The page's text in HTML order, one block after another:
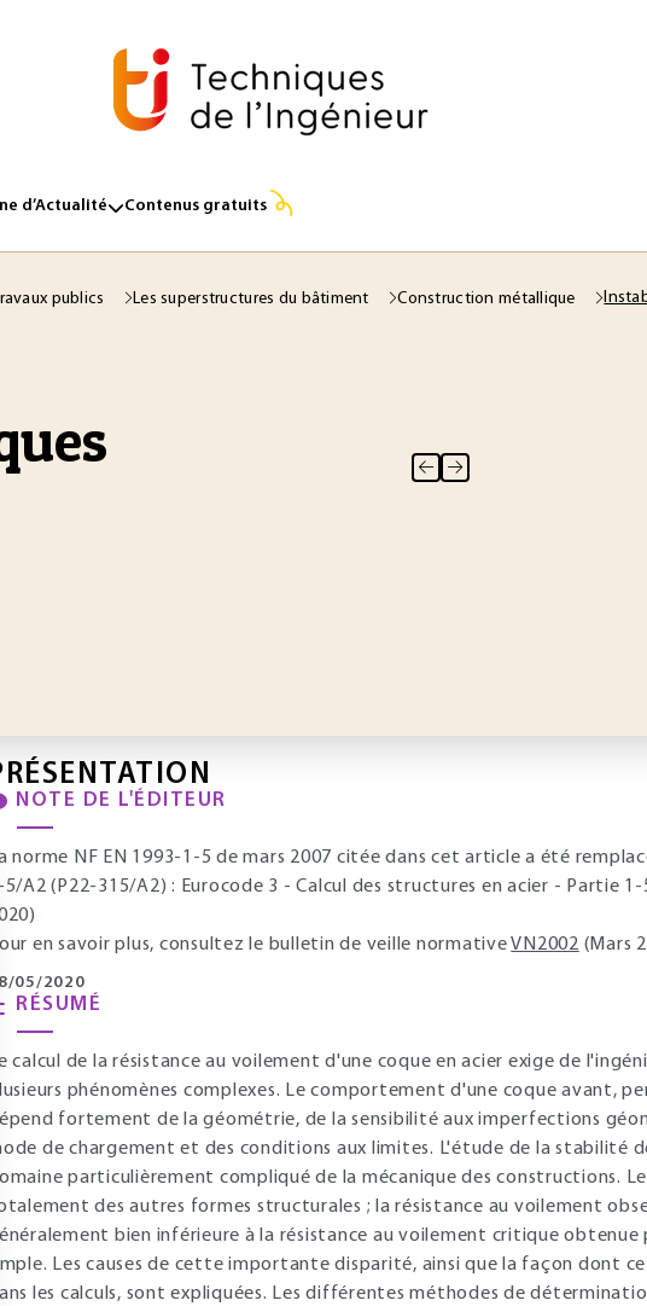
d’Actualité Contenus gratuits
publics Les superstructures du bâtiment Construction métallique
NOTE DE L'ÉDITEUR
norme NF EN 1993-1-5 de mars 2007 citée dans cet article a été
5/A2 (P22-315/A2) : Eurocode 3 - Calcul des structures en acier - Partie 1-
en savoir plus, consultez le bulletin de veille normativeVN2002 (Mars
05/2020
RÉSUMÉ
calcul de la résistance au voilement d'une coque en acier exige de
phénomènes complexes. Le comportement d'une coque avant,
fortement de la géométrie, de la sensibilité aux imperfections
de chargement et des conditions aux limites. L'étude de la stabilité
particulièrement compliqué de la mécanique des constructions.
des autres formes structurales ; la résistance au voilement
bien inférieure à la résistance au voilement critique
Les causes de cette importante disparité, ainsi que la façon dont
les calculs, sont expliquées. Les différentes méthodes de